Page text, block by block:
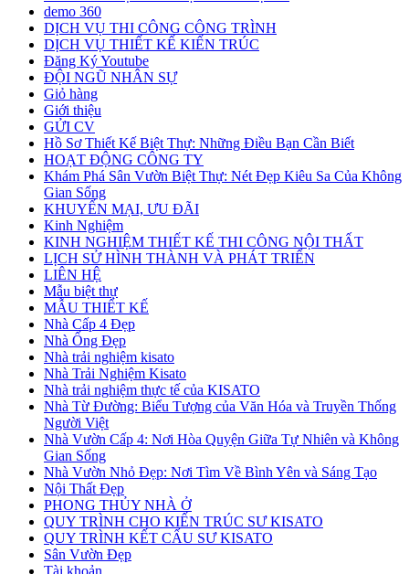
demo 360
DỊCH VỤ THI CÔNG CÔNG TRÌNH
DỊCH VỤ THIẾT KẾ KIẾN TRÚC
Đăng Ký Youtube
ĐỘI NGŨ NHÂN SỰ
Giỏ hàng
Giới thiệu
GỬI CV
Hồ Sơ Thiết Kế Biệt Thự: Những Điều Bạn Cần Biết
HOẠT ĐỘNG CÔNG TY
Khám Phá Sân Vườn Biệt Thự: Nét Đẹp Kiêu Sa Của Không
Gian Sống
KHUYẾN MẠI, ƯU ĐÃI
Kinh Nghiệm
KINH NGHIỆM THIẾT KẾ THI CÔNG NỘI THẤT
LỊCH SỬ HÌNH THÀNH VÀ PHÁT TRIỂN
LIÊN HỆ
Mẫu biệt thự
MẪU THIẾT KẾ
Nhà Cấp 4 Đẹp
Nhà Ống Đẹp
Nhà trải nghiệm kisato
Nhà Trải Nghiệm Kisato
Nhà trải nghiệm thực tế của KISATO
Nhà Từ Đường: Biểu Tượng của Văn Hóa và Truyền Thống
Người Việt
Nhà Vườn Cấp 4: Nơi Hòa Quyện Giữa Tự Nhiên và Không
Gian Sống
Nhà Vườn Nhỏ Đẹp: Nơi Tìm Về Bình Yên và Sáng Tạo
Nội Thất Đẹp
PHONG THỦY NHÀ Ở
QUY TRÌNH CHO KIẾN TRÚC SƯ KISATO
QUY TRÌNH KẾT CẤU SƯ KISATO
Sân Vườn Đẹp
Tài khoản